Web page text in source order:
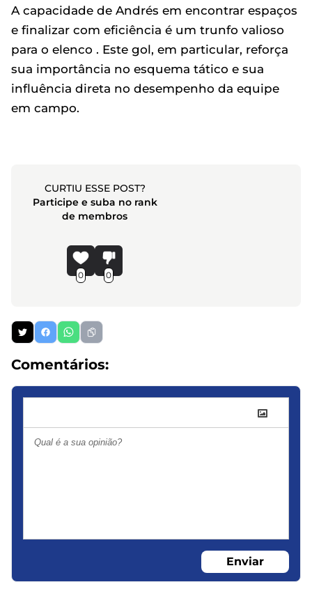
A capacidade de Andrés em encontrar espaços
e finalizar com eficiência é um trunfo valioso
para o elenco . Este gol, em particular, reforça
sua importância no esquema tático e sua
influência direta no desempenho da equipe
em campo.
CURTIU ESSE POST?
Participe e suba no rank
de membros
0 0
Comentários:
Enviar